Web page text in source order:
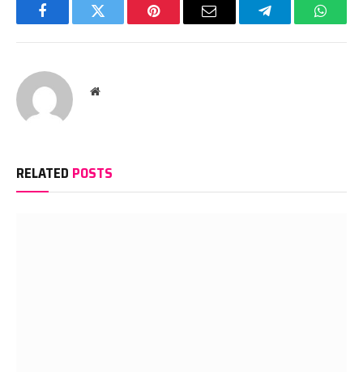
FacebookTwitter Pinterest Email Telegram
Website
RELATED POSTS